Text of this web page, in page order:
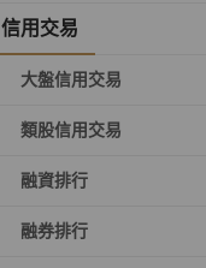
信用交易
大盤信用交易
類股信用交易
融資排行
融券排行